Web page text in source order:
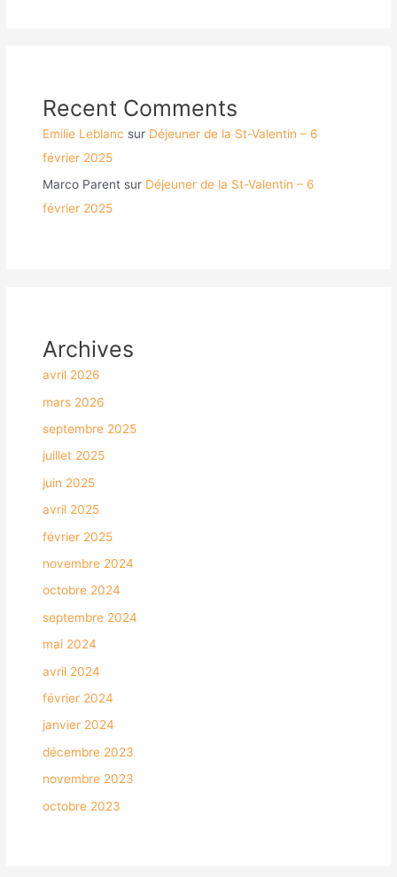
Recent Comments
Emilie Leblanc sur Déjeuner de la St-Valentin – 6
février 2025
Marco Parent sur Déjeuner de la St-Valentin – 6
février 2025
Archives
avril 2026
mars 2026
septembre 2025
juillet 2025
juin 2025
avril 2025
février 2025
novembre 2024
octobre 2024
septembre 2024
mai 2024
avril 2024
février 2024
janvier 2024
décembre 2023
novembre 2023
octobre 2023